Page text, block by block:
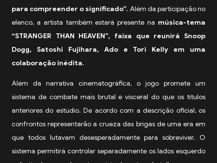
para compreender o significado”. Além da participação no
elenco, a artista também estará presente na música-tema
“STRANGER THAN HEAVEN”, faixa que reunirá Snoop
Dogg, Satoshi Fujihara, Ado e Tori Kelly em uma
colaboração inédita.
Além da narrativa cinematográfica, o jogo promete um
sistema de combate mais brutal e visceral do que os títulos
anteriores do estúdio. De acordo com a descrição oficial, os
confrontos representarão a crueza das brigas de uma era em
que todos lutavam desesperadamente para sobreviver. O
sistema permitirá controlar separadamente os lados esquerdo